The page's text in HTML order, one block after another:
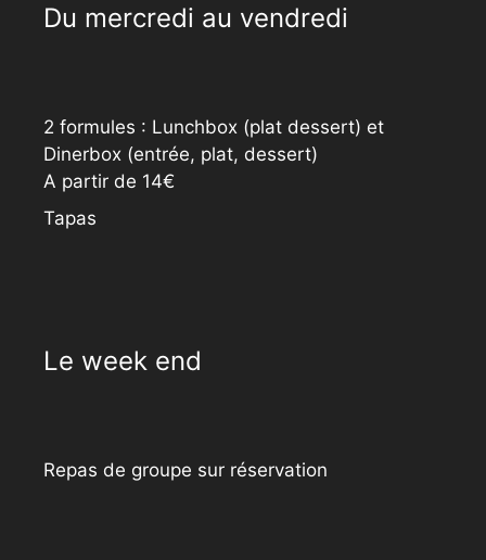
Du mercredi au vendredi
2 formules : Lunchbox (plat dessert) et
Dinerbox (entrée, plat, dessert)
A partir de 14€
Tapas
Le week end
Repas de groupe sur réservation